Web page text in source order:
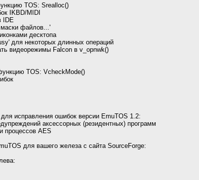
TOS: Srealloc()
IKBD/MIDI
IDE
файлов...'
десктопа
для некоторых длинных операций
видеорежимы Falcon в v_opnwk()
TOS: VcheckMode()
исправления ошибок версии EmuTOS 1.2:
аксессорных (резидентных) программ
процессов AES
для вашего железа с сайта SourceForge: